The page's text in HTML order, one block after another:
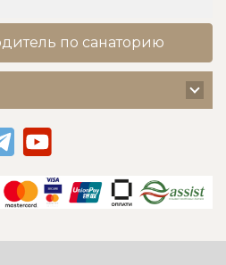
по санаторию